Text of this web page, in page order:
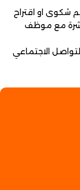
شكوى او اقتراح
مع موظف
الاجتماعي